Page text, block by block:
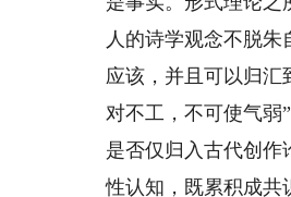
人的诗学观念不脱
应该，并且可以归汇
对不工，不可使气弱
是否仅归入古代创作
性认知，既累积成共